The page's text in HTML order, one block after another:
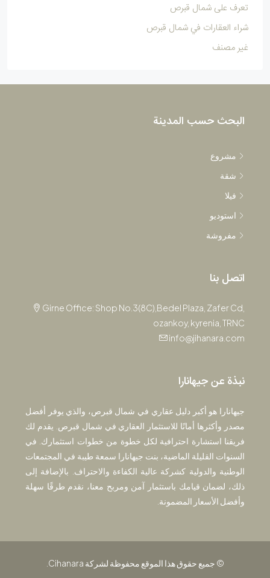
تعرف على شمال قبرص
شراء العقارات في شمال قبرص
غير مصنف
البحث حسب المدينة
مشروع
شقة
فيلا
استوديو
مفروشة
اتصل بنا
Girne Office: Shop No.3(8C),Bedel Plaza, Zafer Cd,
ozankoy, kyrenia, TRNC
info@jihanara.com
نبذة عن جيهانارا
جيهانارا هو أكبر دليل عقاري في شمال قبرص، والذي يوفر أفضل
مصدر وأكثرها أمانًا للاستثمار العقاري في شمال قبرص. يقدم لك
فريقنا استشارة احترافية لكل خطوة من خطوات استثمارك. في
السنوات القليلة الماضية، بنت جيهانارا سمعة طيبة في المجتمعات
الوطنية والدولية كشركة عالية الكفاءة والاحتراف. بالإضافة إلى
ذلك، لضمان قيامك باستثمار آمن ومربح معنا، نقدم طرقًا سهلة
وأفضل الأسعار المضمونة.
© جميع حقوق هذا الموقع محفوظة لشركة Cihanara.